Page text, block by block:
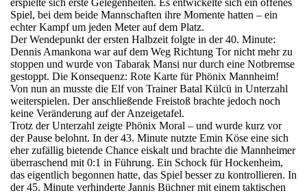
erspielte sich erste Gelegenheiten. Es entwickelte sich ein offenes
Spiel, bei dem beide Mannschaften ihre Momente hatten – ein
echter Kampf um jeden Meter auf dem Platz.
Der Wendepunkt der ersten Halbzeit folgte in der 40. Minute:
Dennis Amankona war auf dem Weg Richtung Tor nicht mehr zu
stoppen und wurde von Tabarak Mansi nur durch eine Notbremse
gestoppt. Die Konsequenz: Rote Karte für Phönix Mannheim!
Von nun an musste die Elf von Trainer Batal Külcü in Unterzahl
weiterspielen. Der anschließende Freistoß brachte jedoch noch
keine Veränderung auf der Anzeigetafel.
Trotz der Unterzahl zeigte Phönix Moral – und wurde kurz vor
der Pause belohnt. In der 43. Minute nutzte Emin Köse eine sich
eher zufällig bietende Chance eiskalt und brachte die Mannheimer
überraschend mit 0:1 in Führung. Ein Schock für Hockenheim,
das eigentlich begonnen hatte, das Spiel besser zu kontrollieren. In
der 45. Minute verhinderte Jannis Büchner mit einem taktischen